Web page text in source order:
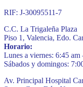
RIF: J-30095511-7
C.C. La Trigaleña Plaza
Piso 1, Valencia, Edo.
Horario:
Lunes a viernes: 6:45 am
Sábados y domingos:
Av. Principal Hospital